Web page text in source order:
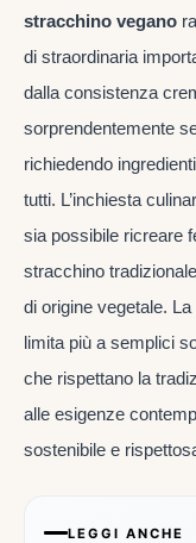
stracchino vegano
di straordinaria
dalla consistenza
sorprendentemente
richiedendo
tutti. L’inchiesta
sia possibile ricreare
stracchino
di origine vegetale.
limita più a semplici
che rispettano la
alle esigenze
sostenibile e
LEGGI ANCHE